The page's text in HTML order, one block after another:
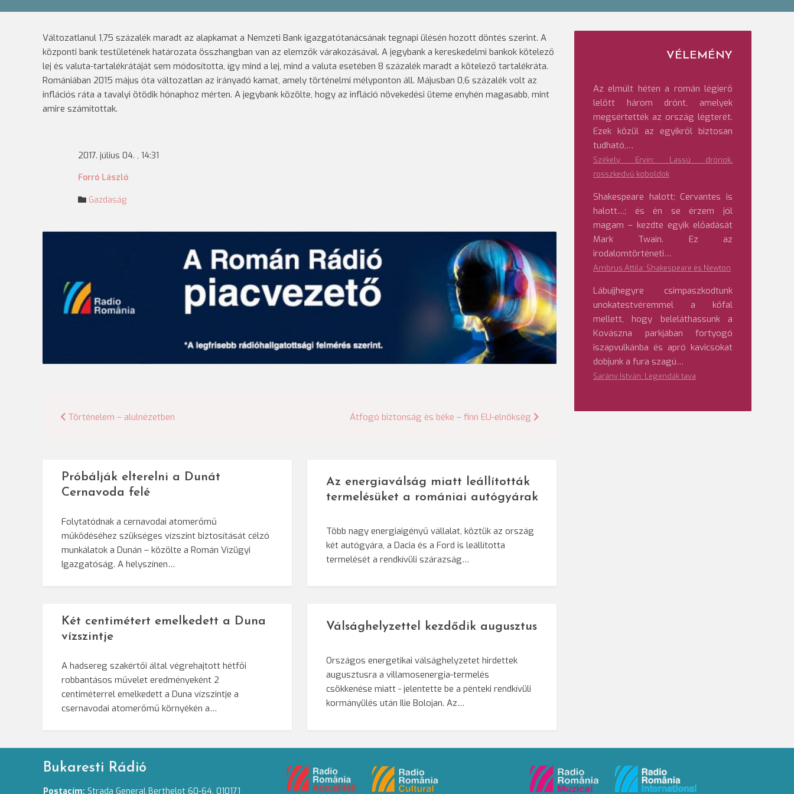
Változatlanul 1,75 százalék maradt az alapkamat a Nemzeti Bank igazgatótanácsának tegnapi ülésén hozott döntés szerint. A
központi bank testületének határozata összhangban van az elemzők várakozásával. A jegybank a kereskedelmi bankok kötelező
lej és valuta-tartalékrátáját sem módosította, így mind a lej, mind a valuta esetében 8 százalék maradt a kötelező tartalékráta.
Romániában 2015 május óta változatlan az irányadó kamat, amely történelmi mélyponton áll. Májusban 0,6 százalék volt az
inflációs ráta a tavalyi ötödik hónaphoz mérten. A jegybank közölte, hogy az infláció növekedési üteme enyhén magasabb, mint
amire számítottak.
2017. július 04. , 14:31
Forró László
Gazdaság
Bejegyzés
Történelem – alulnézetben Átfogó biztonság és béke – finn EU-elnökség
Próbálják elterelni a Dunát
Cernavoda felé
Folytatódnak a cernavodai atomerőmű
működéséhez szükséges vízszint biztosítását célzó
munkálatok a Dunán – közölte a Román Vízügyi
Igazgatóság. A helyszínen…
Az energiaválság miatt leállították
termelésüket a romániai autógyárak
Több nagy energiaigényű vállalat, köztük az ország
két autógyára, a Dacia és a Ford is leállította
termelését a rendkívüli szárazság…
Két centimétert emelkedett a Duna
vízszintje
A hadsereg szakértői által végrehajtott hétfői
robbantásos művelet eredményeként 2
centiméterrel emelkedett a Duna vízszintje a
csernavodai atomerőmű környékén a…
Válsághelyzettel kezdődik augusztus
Országos energetikai válsághelyzetet hirdettek
augusztusra a villamosenergia-termelés
csökkenése miatt - jelentette be a pénteki rendkívüli
kormányülés után Ilie Bolojan. Az…
VÉLEMÉNY
Az elmúlt héten a román légierő
lelőtt három drónt, amelyek
megsértették az ország légterét.
Ezek közül az egyikről biztosan
tudható,…
Székely Ervin: Lassú drónok,
rosszkedvű koboldok
Shakespeare halott; Cervantes is
halott…; és én se érzem jól
magam – kezdte egyik előadását
Mark Twain. Ez az
irodalomtörténeti…
Ambrus Attila: Shakespeare és Newton
Lábujjhegyre csimpaszkodtunk
unokatestvéremmel a kőfal
mellett, hogy beleláthassunk a
Kovászna parkjában fortyogó
iszapvulkánba és apró kavicsokat
dobjunk a fura szagú…
Sarány István: Legendák tava
Bukaresti Rádió
Postacím: Strada General Berthelot 60-64. 010171